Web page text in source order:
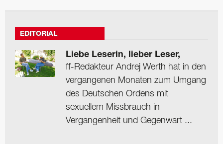
EDITORIAL
Liebe Leserin, lieber Leser,
ff-Redakteur Andrej Werth hat in den
vergangenen Monaten zum Umgang
des Deutschen Ordens mit
sexuellem Missbrauch in
Vergangenheit und Gegenwart ...